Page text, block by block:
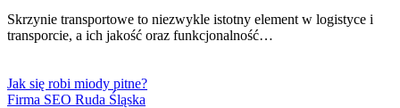
Skrzynie transportowe to niezwykle istotny element w logistyce i
transporcie, a ich jakość oraz funkcjonalność…
Jak się robi miody pitne?
Firma SEO Ruda Śląska